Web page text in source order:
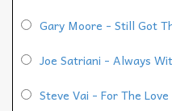
Gary Moore - Still Got
Joe Satriani - Always
Steve Vai - For The Love